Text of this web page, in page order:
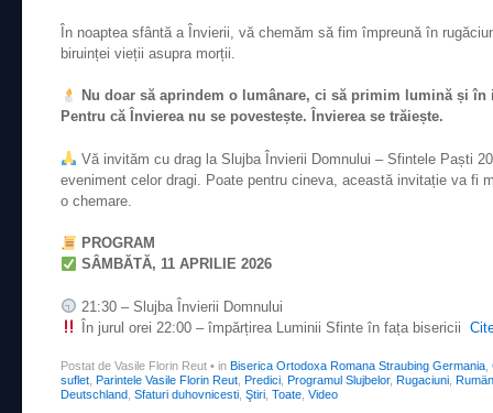
În noaptea sfântă a Învierii, vă chemăm să fim împreună în
biruinței vieții asupra morții.
Nu doar să aprindem o lumânare, ci să primim lumină și în
Pentru că Învierea nu se povestește. Învierea se trăiește.
Vă invităm cu drag la Slujba Învierii Domnului – Sfintele Paști
eveniment celor dragi. Poate pentru cineva, această invitație va fi
o chemare.
PROGRAM
SÂMBĂTĂ, 11 APRILIE 2026
21:30 – Slujba Învierii Domnului
În jurul orei 22:00 – împărțirea Luminii Sfinte în fața bisericii
Postat de Vasile Florin Reut • in Biserica Ortodoxa Romana Straubing Germania,
suflet, Parintele Vasile Florin Reut, Predici, Programul Slujbelor, Rugaciuni,
Deutschland, Sfaturi duhovnicesti, Ştiri, Toate, Video